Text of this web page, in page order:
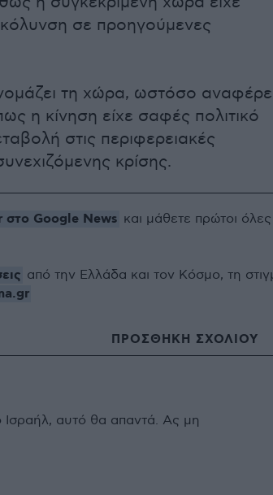
σε προηγούμενες
τη χώρα, ωστόσο
η κίνηση είχε σαφές πολιτικό
στις περιφερειακές
κρίσης.
Google News και μάθετε πρώτοι όλες
από την Ελλάδα και τον Κόσμο, τη
ΠΡΟΣΘΗΚΗ ΣΧΟΛΙΟΥ
Ισραήλ, αυτό θα απαντά. Ας μη